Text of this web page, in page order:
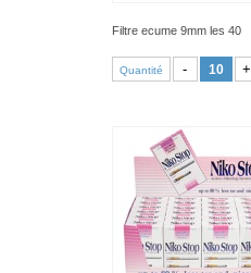
Filtre ecume 9mm les 40
Quantité - +